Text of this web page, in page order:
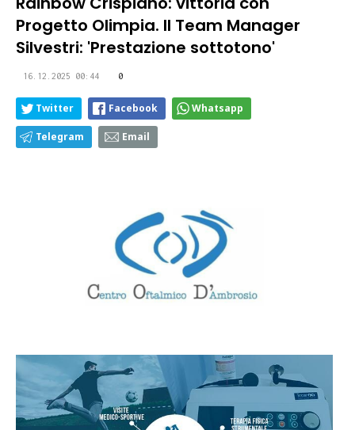
Progetto Olimpia. Il Team Manager
Silvestri: 'Prestazione sottotono'
16.12.2025 00:44 0
Twitter Facebook Whatsapp
Telegram Email